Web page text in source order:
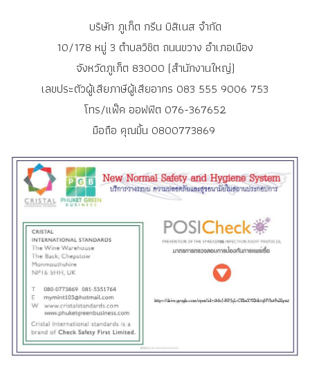
บริษัท ภูเก็ต กรีน บิสิเนส จำกัด
10/178 หมู่ 3 ตำบลวิชิต ถนนขวาง อำเภอเมือง
จังหวัดภูเก็ต 83000 (สำนักงานใหญ่)
เลขประตัวผู้เสียภาษีผู้เสียอากร 083 555 9006 753
โทร/แฟ็ค ออฟฟิต 076-367652
มือถือ คุณมิ้น 0800773869